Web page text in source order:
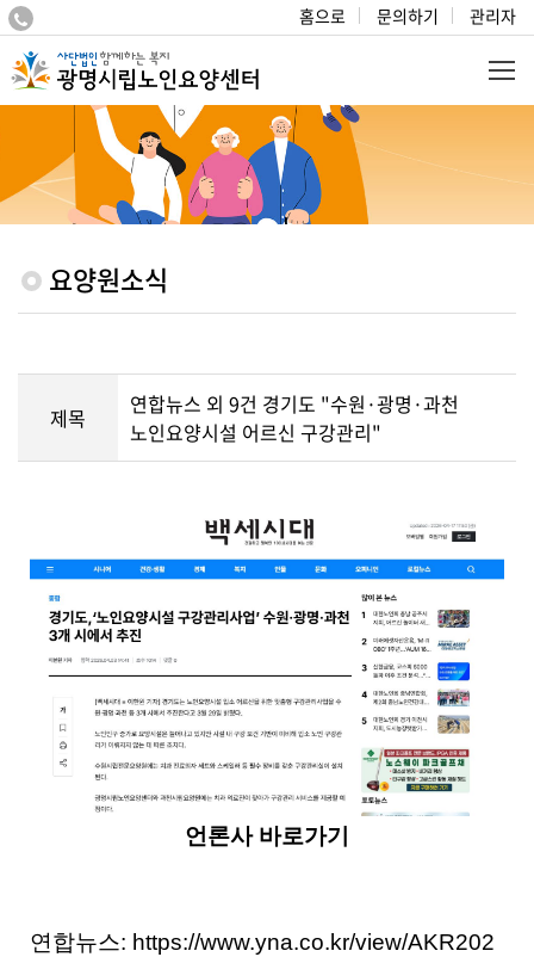
홈으로 문의하기 관리자
요양원소식
제목
연합뉴스 외 9건 경기도 "수원·광명·과천
노인요양시설 어르신 구강관리"
언론사 바로가기
연합뉴스: https://www.yna.co.kr/view/AKR202